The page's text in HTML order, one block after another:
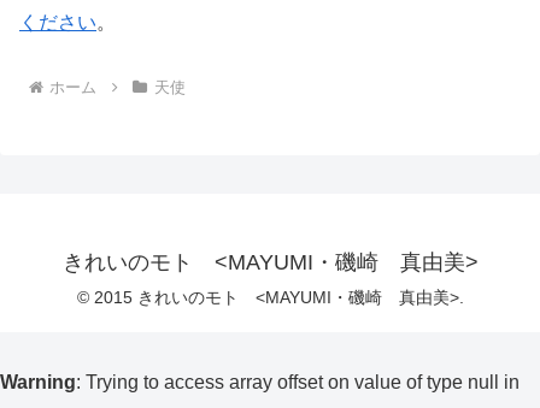
ください。
ホーム 天使
きれいのモト <MAYUMI・磯崎 真由美>
© 2015 きれいのモト <MAYUMI・磯崎 真由美>.
Warning: Trying to access array offset on value of type null in